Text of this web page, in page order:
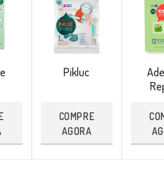
Pikluc
COMPRE
AGORA